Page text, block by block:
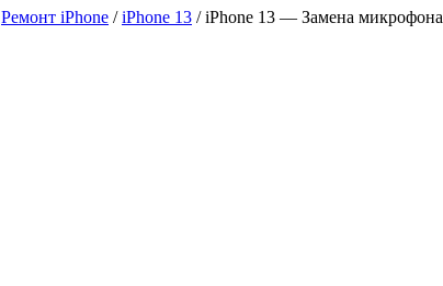
Ремонт iPhone /iPhone 13 / iPhone 13 — Замена микрофона